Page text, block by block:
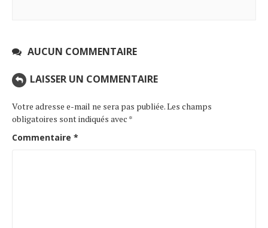
AUCUN COMMENTAIRE
LAISSER UN COMMENTAIRE
Votre adresse e-mail ne sera pas publiée.Les champs
obligatoires sont indiqués avec *
Commentaire *